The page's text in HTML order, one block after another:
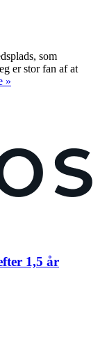
som
er stor fan af at
»
1,5 år